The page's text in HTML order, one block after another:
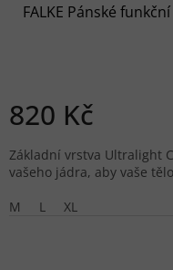
FALKE Pánské
820 Kč
Základní vrstva Ultralight
vašeho jádra, aby vaše
M
L XL